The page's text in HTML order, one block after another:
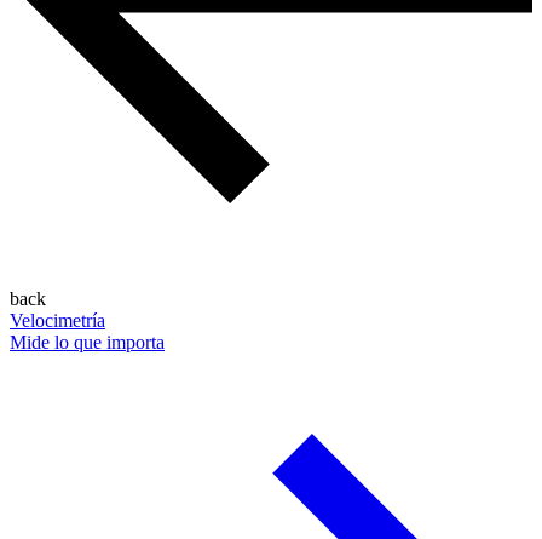
back
Velocimetría
Mide lo que importa